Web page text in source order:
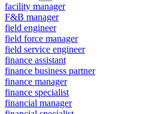
facility manager
F&B manager
field engineer
field force manager
field service engineer
finance assistant
finance business partner
finance manager
finance specialist
financial manager